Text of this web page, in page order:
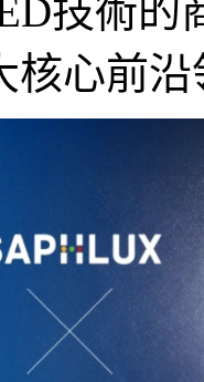
技術的
核心前